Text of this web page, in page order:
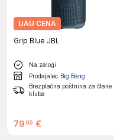
UAU CENA
Grip Blue JBL
Na zalogi
Prodajalec Big Bang
Brezplačna poštnina za člane
kluba
79 99 €